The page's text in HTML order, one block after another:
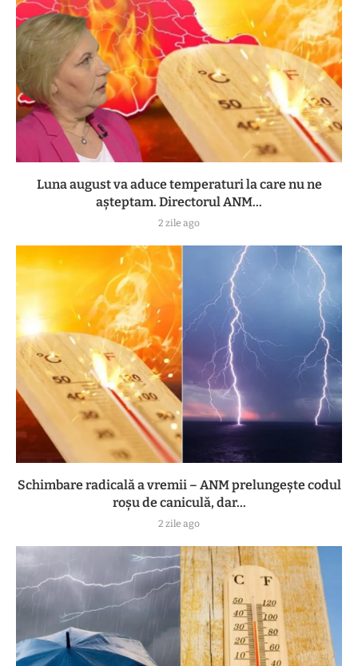
Luna august va aduce temperaturi la care nu ne
așteptam. Directorul ANM...
2 zile ago
Schimbare radicală a vremii – ANM prelungește codul
roșu de caniculă, dar...
2 zile ago